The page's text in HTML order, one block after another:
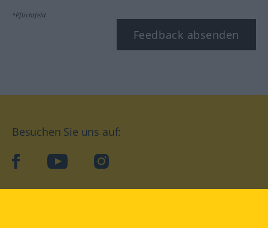
*Pflichtfeld
Feedback absenden
Besuchen Sie uns auf:
facebookYouTube Instagram